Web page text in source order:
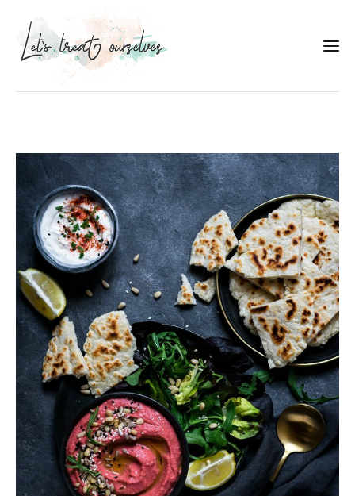
Portfolio
Services
Food photography tips
Επικοινωνία
Συνεργασίες
Moments of Mine
FAQ